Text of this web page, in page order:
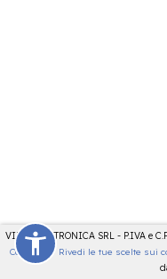
VIDEOELETTRONICA SRL - P.IVA e
Cookies
- Rivedi le tue scelte sui